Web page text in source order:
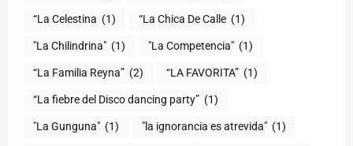
“La Celestina (1) “La Chica De Calle (1)
"La Chilindrina" (1) "La Competencia" (1)
“La Familia Reyna” (2) “LA FAVORITA” (1)
“La fiebre del Disco dancing party” (1)
(1) "la ignorancia es atrevida" (1)